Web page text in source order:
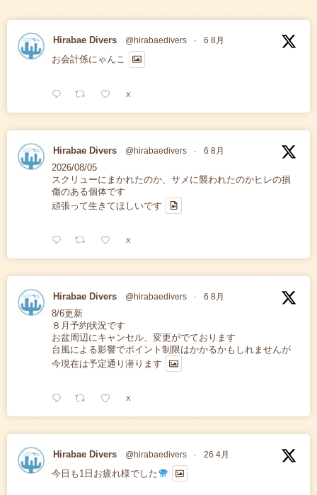
Hirabae Divers @hirabaedivers · 6 8月
お会計係にゃんこ
X
Hirabae Divers @hirabaedivers · 6 8月
2026/08/05
スクリューにまかれたのか、サメに襲われたのかヒレの損
傷のある個体です
頑張って生きてほしいです
X
Hirabae Divers @hirabaedivers · 6 8月
8/6更新
８月予約状況です
お盆周辺にキャンセル、変更がでております
台風による影響でポイント制限はかかるかもしれませんが
今現在は予定通り潜ります
X
Hirabae Divers @hirabaedivers · 26 4月
今日も1日お疲れ様でした